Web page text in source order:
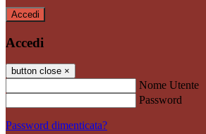
Accedi
Accedi
button close ×
Nome Utente
Password
Password dimenticata?